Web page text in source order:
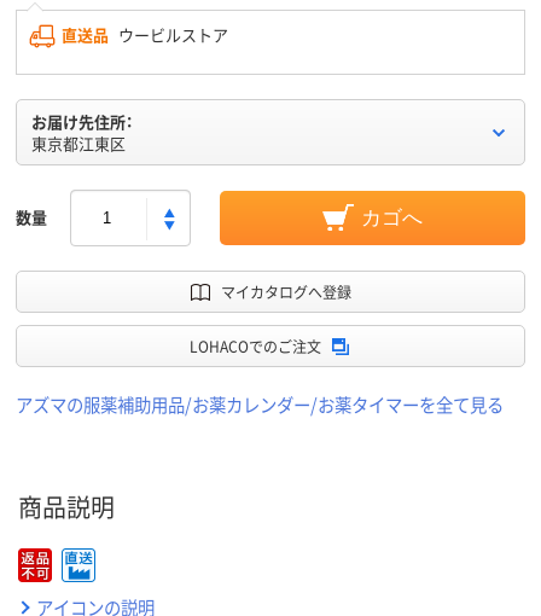
直送品 ウービルストア
お届け先住所：
東京都江東区
数量 カゴへ
マイカタログへ登録
LOHACOでのご注文
アズマの服薬補助用品/お薬カレンダー/お薬タイマーを全て見る
商品説明
アイコンの説明